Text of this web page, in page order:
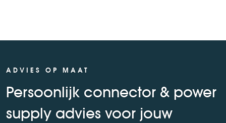
ADVIES OP MAAT
Persoonlijk connector & power
supply advies voor jouw